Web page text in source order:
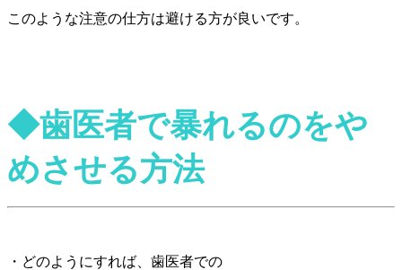
このような注意の仕方は避ける方が良いです。
◆歯医者で暴れるのをや
めさせる方法
・どのようにすれば、歯医者での